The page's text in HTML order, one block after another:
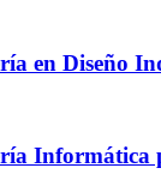
en Diseño
Informática